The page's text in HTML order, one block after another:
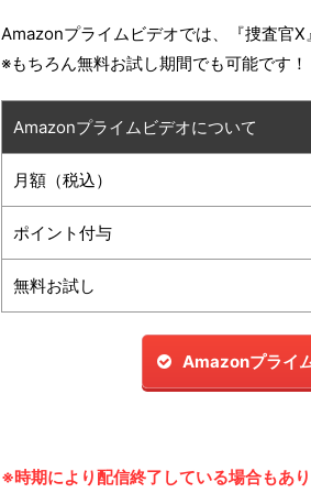
Amazonプライムビデオでは、『捜査官X
※もちろん無料お試し期間でも可能です！
Amazonプライムビデオについて
月額（税込）
ポイント付与
無料お試し
Amazonプライ
※時期により配信終了している場合もあ